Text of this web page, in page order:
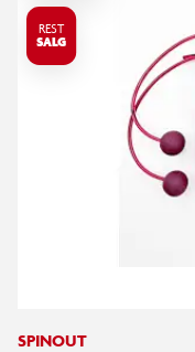
REST
SALG
SPINOUT